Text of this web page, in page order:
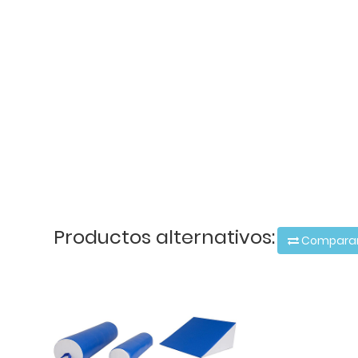
Productos alternativos: